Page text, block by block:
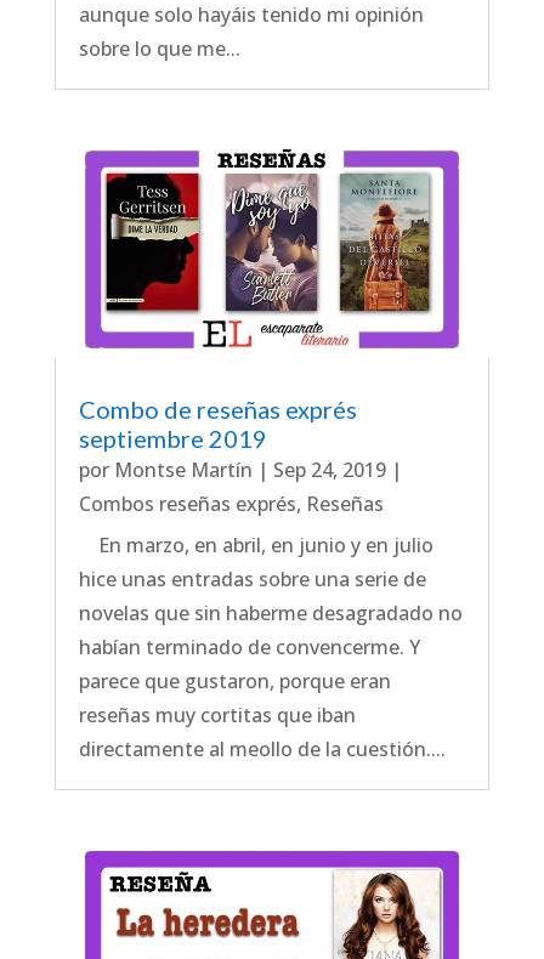
aunque solo hayáis tenido mi opinión
sobre lo que me...
Combo de reseñas exprés
septiembre 2019
por Montse Martín | Sep 24, 2019|
Combos reseñas exprés, Reseñas
En marzo, en abril, en junio y en julio
hice unas entradas sobre una serie de
novelas que sin haberme desagradado no
habían terminado de convencerme. Y
parece que gustaron, porque eran
reseñas muy cortitas que iban
directamente al meollo de la cuestión....